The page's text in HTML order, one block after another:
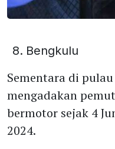
Bengkulu
Sementara di
mengadakan
bermotor sejak 4
2024.